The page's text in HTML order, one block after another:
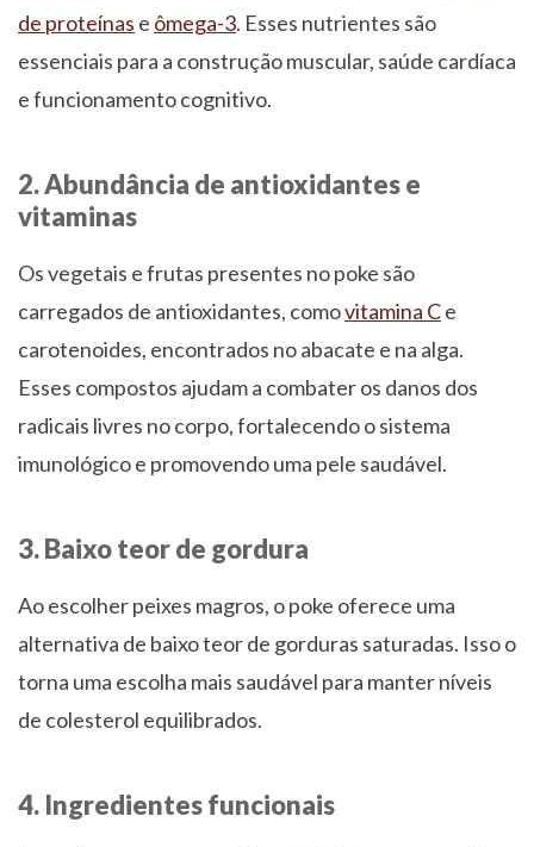
de proteínas e ômega-3. Esses nutrientes são
essenciais para a construção muscular, saúde cardíaca
e funcionamento cognitivo.
2. Abundância de antioxidantes e
vitaminas
Os vegetais e frutas presentes no poke são
carregados de antioxidantes, comovitamina Ce
carotenoides, encontrados no abacate e na alga.
Esses compostos ajudam a combater os danos dos
radicais livres no corpo, fortalecendo o sistema
imunológico e promovendo uma pele saudável.
3. Baixo teor de gordura
Ao escolher peixes magros, o poke oferece uma
alternativa de baixo teor de gorduras saturadas. Isso o
torna uma escolha mais saudável para manter níveis
de colesterol equilibrados.
4. Ingredientes funcionais